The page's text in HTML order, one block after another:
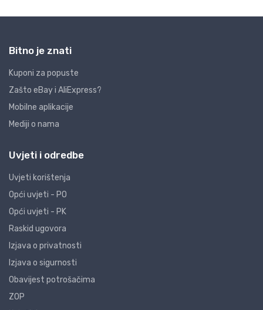
Bitno je znati
Kuponi za popuste
Zašto eBay i AliExpress?
Mobilne aplikacije
Mediji o nama
Uvjeti i odredbe
Uvjeti korištenja
Opći uvjeti - PO
Opći uvjeti - PK
Raskid ugovora
Izjava o privatnosti
Izjava o sigurnosti
Obavijest potrošačima
ZOP